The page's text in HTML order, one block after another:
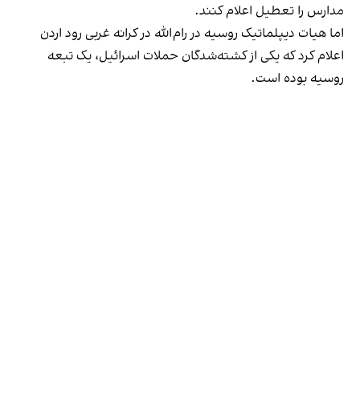
مدارس را تعطیل اعلام کنند.
اما هیات دیپلماتیک روسیه در رام‌الله در کرانه غربی رود اردن
اعلام کرد که یکی از کشته‌شدگان حملات اسرائیل، یک تبعه
روسیه بوده است.